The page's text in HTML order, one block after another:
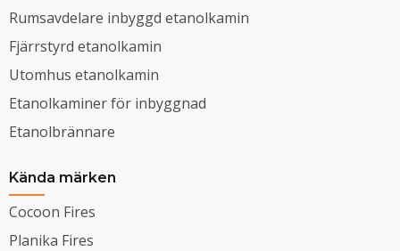
Rumsavdelare inbyggd etanolkamin
Fjärrstyrd etanolkamin
Utomhus etanolkamin
Etanolkaminer för inbyggnad
Etanolbrännare
Kända märken
Cocoon Fires
Planika Fires